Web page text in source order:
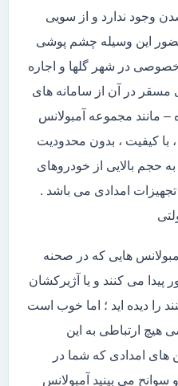
وجود ندارد و از سویی
این وسیله چشم پوشی
خصوصی در شهر گلها و اجاره
مسقر در آن از سامانه های
مانند مجموعه آمبولانس
با کیفیت ، بدون محدودیت
حجم بالایی از خودروهای
تجهیزات امدادی می باشد .
هایی که در صحنه
می کنند و یا آژیرکشان
را دیده اید ؛ اما خوب است
هیچ ارتباطی به این
های امدادی که شما در
می بینید آمبولانس